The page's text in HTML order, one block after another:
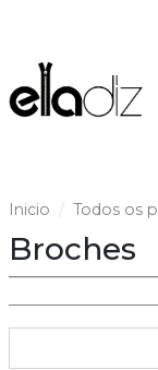
Inicio Todos os
Broches